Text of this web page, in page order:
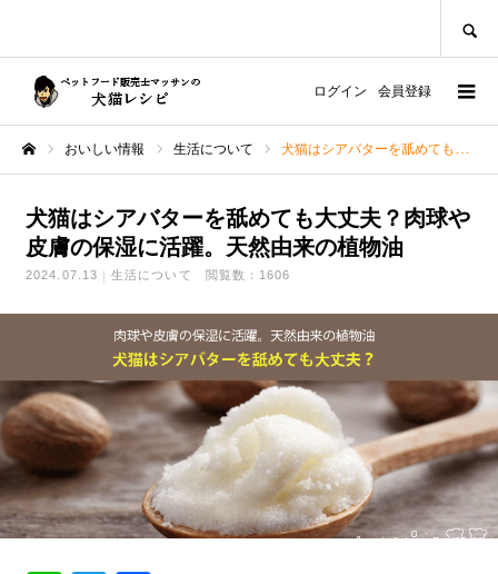
ログイン 会員登録
おいしい情報 生活について 犬猫はシアバターを舐めても大丈夫？肉球や皮膚の保湿に活躍。天然由来の植物油
犬猫はシアバターを舐めても大丈夫？肉球や
皮膚の保湿に活躍。天然由来の植物油
2024.07.13 生活について 閲覧数：1606